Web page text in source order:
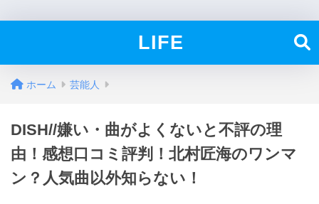
LIFE
ホーム 芸能人
DISH//嫌い・曲がよくないと不評の理
由！感想口コミ評判！北村匠海のワンマ
ン？人気曲以外知らない！